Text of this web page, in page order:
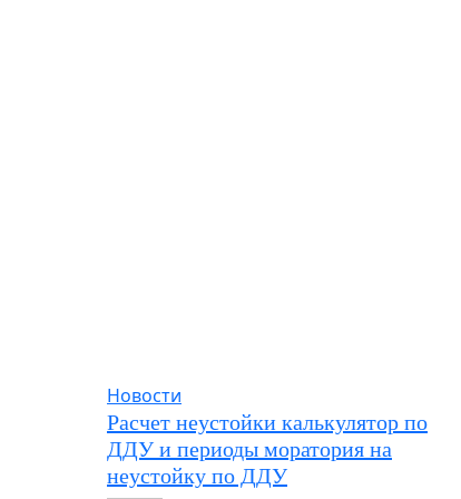
Новости
Расчет неустойки калькулятор по
ДДУ и периоды моратория на
неустойку по ДДУ